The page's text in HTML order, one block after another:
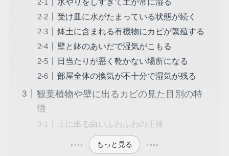
受け皿に水がたまっている状態が続く
鉢土に含まれる有機物にカビが繁殖する
壁と鉢のあいだで湿気がこもる
日当たりが悪く乾かない場所になる
部屋全体の換気が不十分で湿気が残る
観葉植物や壁に出るカビの見た目別の特
徴
土に出る白いふわふわの正体
もっと見る